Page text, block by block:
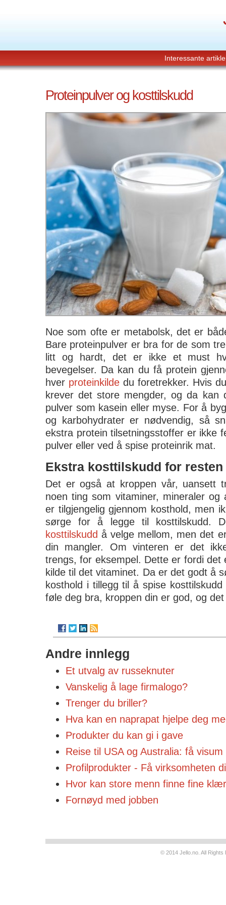
Interessante
Proteinpulver og kosttilskudd
Noe som ofte er metabolsk, det er
Bare proteinpulver er bra for de som
litt og hardt, det er ikke et must
bevegelser. Da kan du få protein
hver proteinkilde du foretrekker. Hvis
krever det store mengder, og da
pulver som kasein eller myse. For å
og karbohydrater er nødvendig, så
ekstra protein tilsetningsstoffer er ikke
pulver eller ved å spise proteinrik mat.
Ekstra kosttilskudd for resten
Det er også at kroppen vår, uansett
noen ting som vitaminer, mineraler
er tilgjengelig gjennom kosthold, men
sørge for å legge til kosttilskudd.
kosttilskudd å velge mellom, men det
din mangler. Om vinteren er det
trengs, for eksempel. Dette er fordi det
kilde til det vitaminet. Da er det godt å
kosthold i tillegg til å spise
føle deg bra, kroppen din er god, og
Andre innlegg
Et utvalg av russeknuter
Vanskelig å lage firmalogo?
Trenger du briller?
Hva kan en naprapat hjelpe deg
Produkter du kan gi i gave
Reise til USA og Australia: få visum
Profilprodukter - Få virksomheten
Hvor kan store menn finne fine
Fornøyd med jobben
© 2014 Jello.no. All